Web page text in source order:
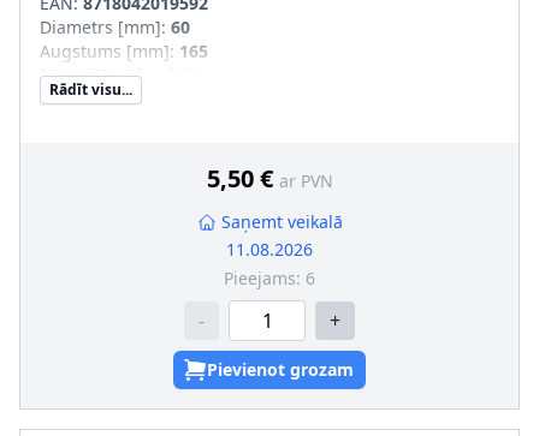
Diametrs [mm]: 60
Augstums [mm]: 165
Materiāls:Alumīnijs
Papildu artikuls/Papildu info 2
Rādīt visu...
5,50 € ar PVN
Saņemt veikalā
11.08.2026
Pieejams: 6
- +
Pievienot grozam